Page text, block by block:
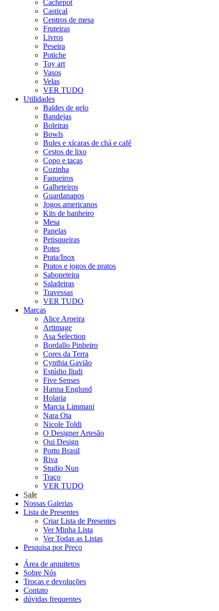
Cachepot
Castiçal
Centros de mesa
Fruteiras
Livros
Peseira
Potiche
Toy art
Vasos
Velas
VER TUDO
Utilidades
Baldes de gelo
Bandejas
Boleiras
Bowls
Bules e xícaras de chá e café
Cestos de lixo
Copo e taças
Cozinha
Faqueiros
Galheteiros
Guardanapos
Jogos americanos
Kits de banheiro
Mesa
Panelas
Petisqueiras
Potes
Prata/Inox
Pratos e jogos de pratos
Saboneteira
Saladeiras
Travessas
VER TUDO
Marcas
Alice Aroeira
Artimage
Asa Selection
Bordallo Pinheiro
Cores da Terra
Cynthia Gavião
Estúdio Iludi
Five Senses
Hanna Englund
Holaria
Marcia Limmani
Nara Ota
Nicole Toldi
O Designer Artesão
Oui Design
Porto Brasil
Riva
Studio Nun
Traço
VER TUDO
Sale
Nossas Galerias
Lista de Presentes
Criar Lista de Presentes
Ver Minha Lista
Ver Todas as Listas
Pesquisa por Preço
Área de arquitetos
Sobre Nós
Trocas e devoluções
Contato
dúvidas frequentes